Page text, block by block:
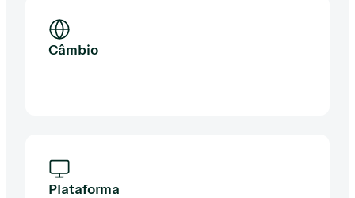
Câmbio
Plataforma